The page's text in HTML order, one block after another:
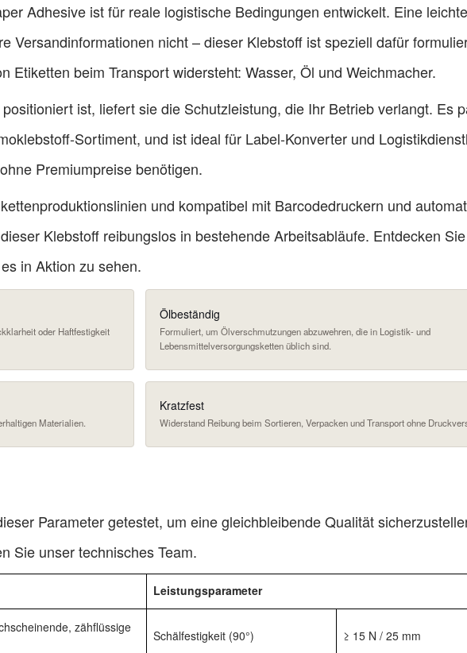
Adhesive ist für reale logistische Bedingungen entwickelt. Eine
Versandinformationen nicht – dieser Klebstoff ist speziell dafür
Etiketten beim Transport widersteht: Wasser, Öl und Weichmacher.
ist, liefert sie die Schutzleistung, die Ihr Betrieb verlangt. Es
Sortiment, und ist ideal für Label-Konverter und
Premiumpreise benötigen.
und kompatibel mit Barcodedruckern und
Klebstoff reibungslos in bestehende Arbeitsabläufe. Entdecken Sie
in Aktion zu sehen.
oder Haftfestigkeit
Ölbeständig
Formuliert, um Ölverschmutzungen abzuwehren, die in Logistik- und
Lebensmittelversorgungsketten üblich sind.
Materialien.
Kratzfest
Widerstand Reibung beim Sortieren, Verpacken und Transport ohne
Parameter getestet, um eine gleichbleibende Qualität
Sie unser technisches Team.
Leistungsparameter
zähflüssige
Schälfestigkeit (90°) ≥ 15 N / 25 mm